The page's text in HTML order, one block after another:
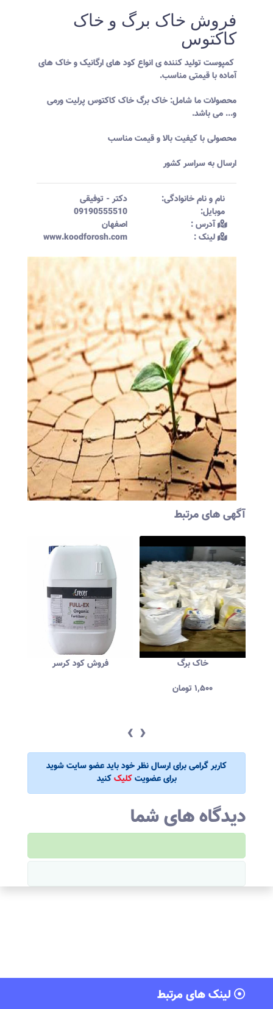
فروش خاک برگ و خاک
کاکتوس
کمپوست تولید کننده ی انواع کود های ارگانیک و خاک های
آماده با قیمتی مناسب.
محصولات ما شامل: خاک برگ خاک کاکتوس پرلیت ورمی
و... می باشد.
محصولی با کیفیت بالا و قیمت مناسب
ارسال به سراسر کشور
نام و نام خانوادگی:‌ دکتر - توفیقی
موبایل:‌
09190555510
آدرس :‌
اصفهان
لینک :‌
www.koodforosh.com
آگهی های مرتبط
فروش کود کرسر
خاک برگ
۱,۵۰۰تومان
‹ ›
کاربر گرامی برای ارسال نظر خود باید عضو سایت شوید
برای عضویتکلیککنید
دیدگاه های شما
لینک های مرتبط